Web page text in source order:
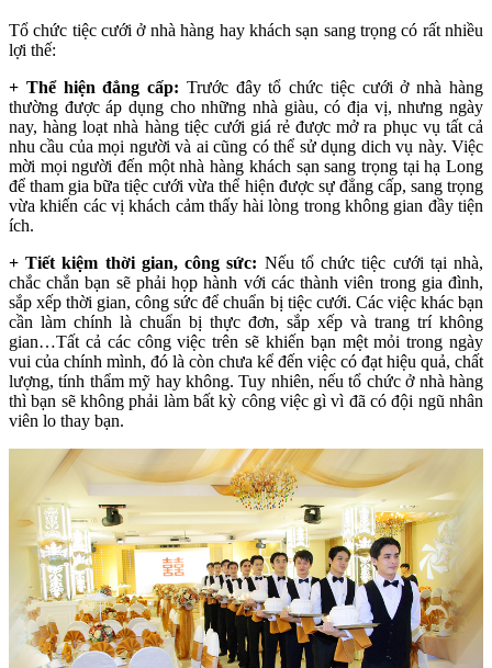
Tổ chức tiệc cưới ở nhà hàng hay khách sạn sang trọng có rất nhiều
lợi thế:
+ Thể hiện đẳng cấp: Trước đây tổ chức tiệc cưới ở nhà hàng
thường được áp dụng cho những nhà giàu, có địa vị, nhưng ngày
nay, hàng loạt nhà hàng tiệc cưới giá rẻ được mở ra phục vụ tất cả
nhu cầu của mọi người và ai cũng có thể sử dụng dich vụ này. Việc
mời mọi người đến một nhà hàng khách sạn sang trọng tại hạ Long
để tham gia bữa tiệc cưới vừa thể hiện được sự đẳng cấp, sang trọng
vừa khiến các vị khách cảm thấy hài lòng trong không gian đầy tiện
ích.
+ Tiết kiệm thời gian, công sức: Nếu tổ chức tiệc cưới tại nhà,
chắc chắn bạn sẽ phải họp hành với các thành viên trong gia đình,
sắp xếp thời gian, công sức để chuẩn bị tiệc cưới. Các việc khác bạn
cần làm chính là chuẩn bị thực đơn, sắp xếp và trang trí không
gian…Tất cả các công việc trên sẽ khiến bạn mệt mỏi trong ngày
vui của chính mình, đó là còn chưa kể đến việc có đạt hiệu quả, chất
lượng, tính thẩm mỹ hay không. Tuy nhiên, nếu tổ chức ở nhà hàng
thì bạn sẽ không phải làm bất kỳ công việc gì vì đã có đội ngũ nhân
viên lo thay bạn.